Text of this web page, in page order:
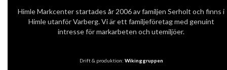
Himle Markcenter startades år 2006 av familjen Serholt och finns i
Himle utanför Varberg. Vi är ett familjeföretag med genuint
intresse för markarbeten och utemiljöer.
Drift & produktion: Wikinggruppen